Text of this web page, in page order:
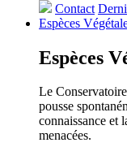
Contact
Espèces
Espèces
Le
pousse
connaissance et
menacées.